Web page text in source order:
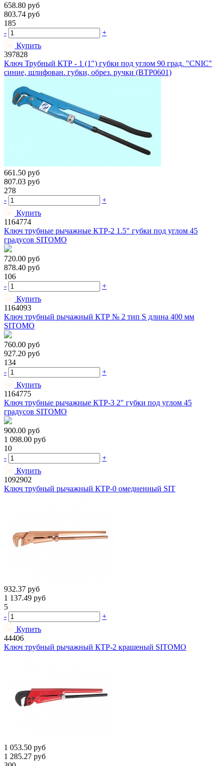
658.80 руб
803.74 руб
185
-
+
Купить
397828
Ключ Трубный КТР - 1 (1") губки под углом 90 град. "CNIC"
синие, шлифован. губки, обрез. ручки (BTP0601)
661.50 руб
807.03 руб
278
-
+
Купить
1164774
Ключ трубные рычажные КТР-2 1.5" губки под углом 45
градусов SITOMO
720.00 руб
878.40 руб
106
-
+
Купить
1164093
Ключ трубный рычажный КТР № 2 тип S длина 400 мм
SITOMO
760.00 руб
927.20 руб
134
-
+
Купить
1164775
Ключ трубные рычажные КТР-3 2" губки под углом 45
градусов SITOMO
900.00 руб
1 098.00 руб
10
-
+
Купить
1092902
Ключ трубный рычажный КТР-0 омедненный SIT
932.37 руб
1 137.49 руб
5
-
+
Купить
44406
Ключ трубный рычажный КТР-2 крашеный SITOMO
1 053.50 руб
1 285.27 руб